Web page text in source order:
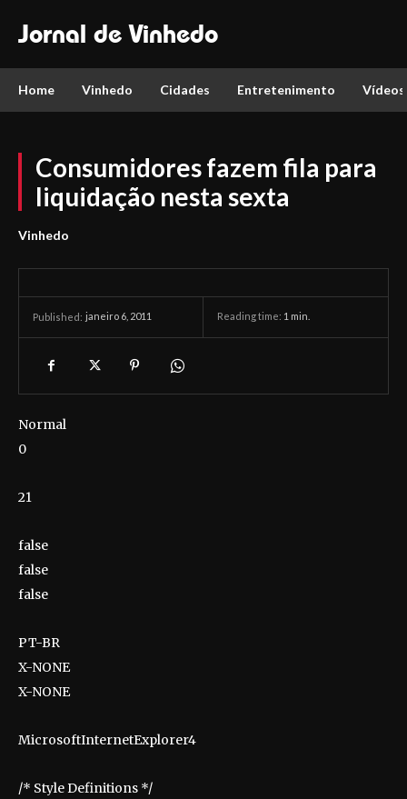
Jornal de Vinhedo
Home Vinhedo Cidades Entretenimento Vídeos
Consumidores fazem fila para
liquidação nesta sexta
Vinhedo
Published: janeiro 6, 2011 Reading time: 1 min.
Normal
0
21
false
false
false
PT-BR
X-NONE
X-NONE
MicrosoftInternetExplorer4
/* Style Definitions */